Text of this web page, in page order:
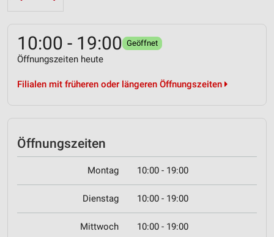
10:00 - 19:00 Geöffnet
Öffnungszeiten heute
Filialen mit früheren oder längeren Öffnungszeiten
Öffnungszeiten
Montag 10:00 - 19:00
Dienstag 10:00 - 19:00
Mittwoch 10:00 - 19:00